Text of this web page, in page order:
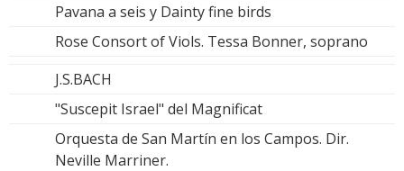
Pavana a seis y Dainty fine birds
Rose Consort of Viols. Tessa Bonner, soprano
J.S.BACH
"Suscepit Israel" del Magnificat
Orquesta de San Martín en los Campos. Dir.
Neville Marriner.